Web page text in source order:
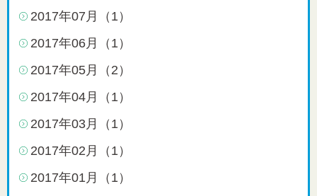
2017年07月（1）
2017年06月（1）
2017年05月（2）
2017年04月（1）
2017年03月（1）
2017年02月（1）
2017年01月（1）